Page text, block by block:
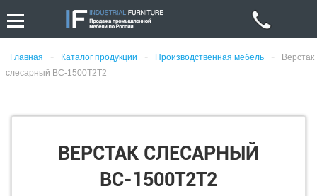
Главная - Каталог продукции - Производственная мебель -
Верстак
слесарный ВС-1500Т2Т2
ВЕРСТАК СЛЕСАРНЫЙ
ВС-1500Т2Т2